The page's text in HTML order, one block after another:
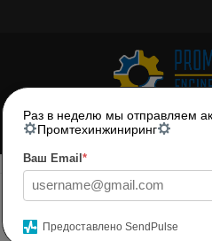
РЕМОНТ МЕТАЛЛОРЕЖУЩИХ
Раз в неделю мы отправляем
Промтехинжиниринг
Ваш Email *
Предоставлено SendPulse